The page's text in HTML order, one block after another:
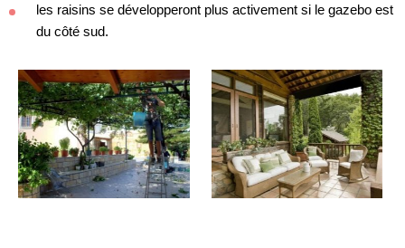
les raisins se développeront plus activement si le gazebo est
du côté sud.